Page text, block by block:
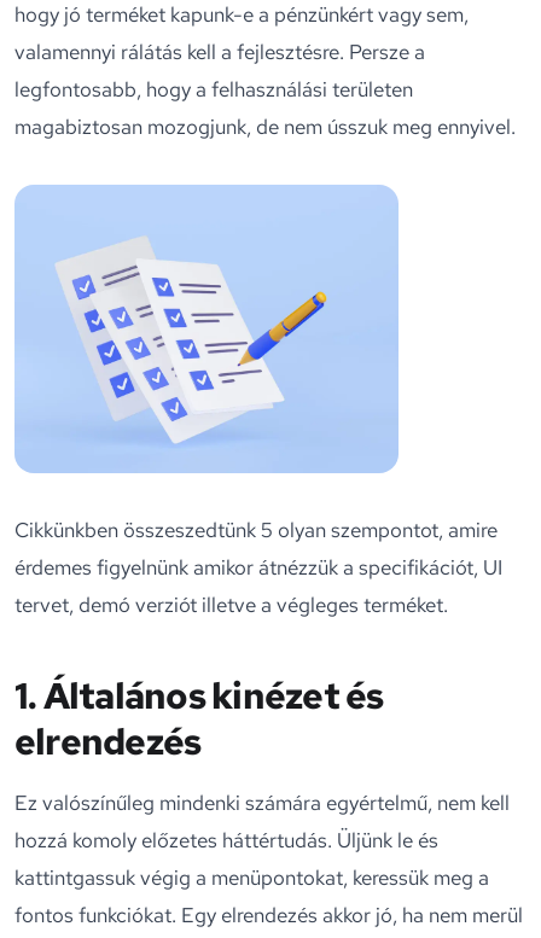
hogy jó terméket kapunk-e a pénzünkért vagy sem,
valamennyi rálátás kell a fejlesztésre. Persze a
legfontosabb, hogy a felhasználási területen
magabiztosan mozogjunk, de nem ússzuk meg ennyivel.
Cikkünkben összeszedtünk 5 olyan szempontot, amire
érdemes figyelnünk amikor átnézzük a specifikációt, UI
tervet, demó verziót illetve a végleges terméket.
1. Általános kinézet és
elrendezés
Ez valószínűleg mindenki számára egyértelmű, nem kell
hozzá komoly előzetes háttértudás. Üljünk le és
kattintgassuk végig a menüpontokat, keressük meg a
fontos funkciókat. Egy elrendezés akkor jó, ha nem merül